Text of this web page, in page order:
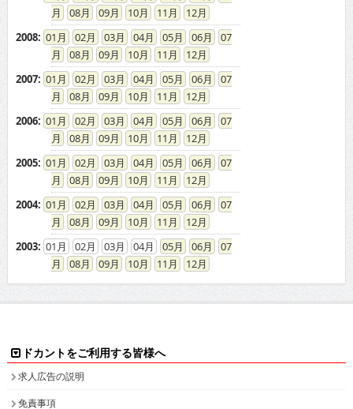
01 02 03 04 05 06
08
09 10 11
12
01 02 03 04 05 06
08
09 10 11
12
01 02 03 04 05 06
08
09 10 11
12
01 02 03 04 05 06
08
09 10 11
12
01 02 03 04 05 06
08
09 10 11 12
ドカントをご利用する皆様へ
特商法に基づく表示